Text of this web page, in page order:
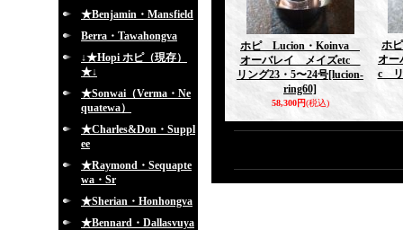
★Benjamin・Mansfield
Berra・Tawahongva
↓★Hopi ホピ（現存）
★↓
★Sonwai（Verma・Ne
quatewa）
★Charles&Don・Suppl
ee
★Raymond・Sequapte
wa・Sr
★Sherian・Honhongva
★Bennard・Dallasvuya
ホピ Lucion・Koinva
オーバレイ メイズetc
リング23・5〜24号[lucion-
ring60]
58,300円(税込)
ホ
オー
c リ